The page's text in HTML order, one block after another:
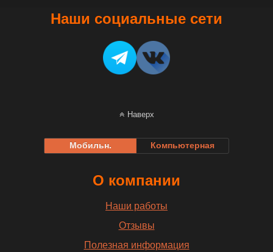
Наши социальные сети
Наверх
Мобильн. Компьютерная
О компании
Наши работы
Отзывы
Полезная информация